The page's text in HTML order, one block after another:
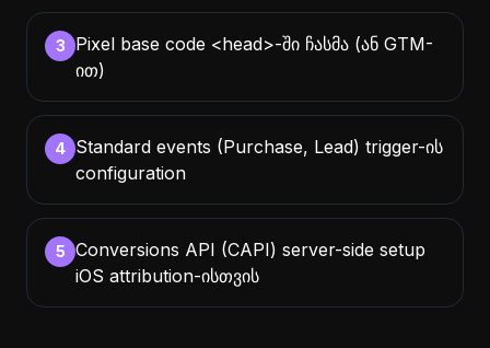
3
Pixel base code <head>-ში ჩასმა (ან GTM-
ით)
4 Standard events (Purchase, Lead) trigger-ის
configuration
5 Conversions API (CAPI) server-side setup
iOS attribution-ისთვის